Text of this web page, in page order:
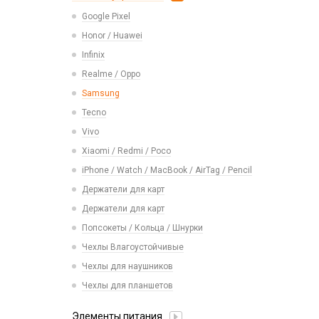
Расходные материалы
Ремешки Samsung 46mm/Huawei
46mm/Amazfit GTR (22mm)
Смарт часы
Умные детские часы
Шармы для ремешков Watch Series
Samsung
Tecno
Vivo
Xiaomi/ Redmi/ Poco
Монтажные комплекты и салфетки
На камеру/на динамик
Экшн камеры
USB 2.0
USB 3.0 / 3.1 /3.2
Карты памяти
Google Pixel
Honor / Huawei
Infinix
Realme / Oppo
Samsung
Tecno
Vivo
Xiaomi / Redmi / Poco
iPhone / Watch / MacBook / AirTag / Pencil
Держатели для карт
Держатели для карт
Попсокеты / Кольца / Шнурки
Чехлы Влагоустойчивые
Чехлы для наушников
Чехлы для планшетов
Элементы питания